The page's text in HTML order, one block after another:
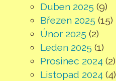
Duben 2025 (9)
Březen 2025 (15)
Únor 2025 (2)
Leden 2025 (1)
Prosinec 2024 (2)
Listopad 2024 (4)